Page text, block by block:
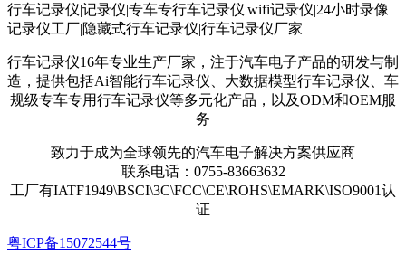
行车记录仪|记录仪|专车专行车记录仪|wifi记录仪|24小时录像
记录仪工厂|隐藏式行车记录仪|行车记录仪厂家|
行车记录仪16年专业生产厂家，注于汽车电子产品的研发与制
造，提供包括Ai智能行车记录仪、大数据模型行车记录仪、车
规级专车专用行车记录仪等多元化产品，以及ODM和OEM服
务
致力于成为全球领先的汽车电子解决方案供应商
联系电话：0755-83663632
工厂有IATF1949\BSCI\3C\FCC\CE\ROHS\EMARK\ISO9001认
证
粤ICP备15072544号